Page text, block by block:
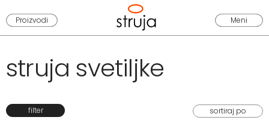
Proizvodi Meni
struja svetiljke
filter